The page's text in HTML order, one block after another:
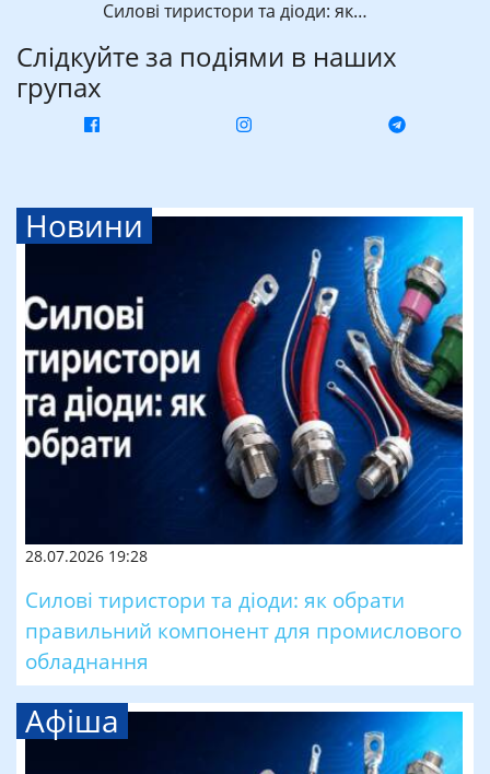
Силові тиристори та діоди: як…
Слідкуйте за подіями в наших
групах
Новини
28.07.2026 19:28
Силові тиристори та діоди: як обрати
правильний компонент для промислового
обладнання
Афіша